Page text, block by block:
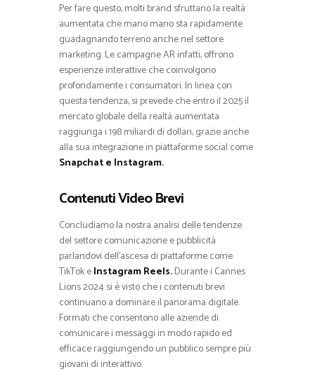
Per fare questo, molti brand sfruttano la realtà
aumentata che mano mano sta rapidamente
guadagnando terreno anche nel settore
marketing. Le campagne AR infatti, offrono
esperienze interattive che coinvolgono
profondamente i consumatori. In linea con
questa tendenza, si prevede che entro il 2025 il
mercato globale della realtà aumentata
raggiunga i 198 miliardi di dollari, grazie anche
alla sua integrazione in piattaforme social come
Snapchat e Instagram.
Contenuti Video Brevi
Concludiamo la nostra analisi delle tendenze
del settore comunicazione e pubblicità
parlandovi dell’ascesa di piattaforme come
TikTok eInstagram Reels.Durante i Cannes
Lions 2024 si è visto che i contenuti brevi
continuano a dominare il panorama digitale.
Formati che consentono alle aziende di
comunicare i messaggi in modo rapido ed
efficace raggiungendo un pubblico sempre più
giovani di interattivo.